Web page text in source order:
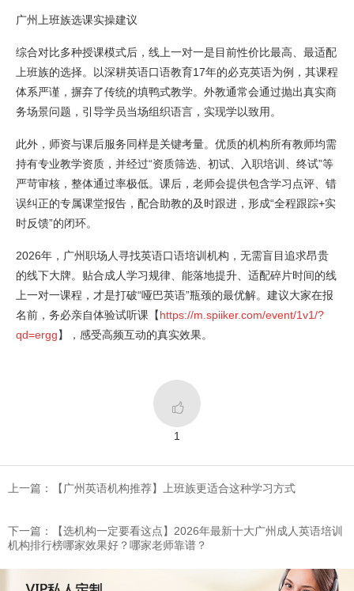
广州上班族选课实操建议
综合对比多种授课模式后，线上一对一是目前性价比最高、最适配
上班族的选择。以深耕英语口语教育17年的必克英语为例，其课程
体系严谨，摒弃了传统的填鸭式教学。外教通常会通过抛出真实商
务场景问题，引导学员当场组织语言，实现学以致用。
此外，师资与课后服务同样是关键考量。优质的机构所有教师均需
持有专业教学资质，并经过“资质筛选、初试、入职培训、终试”等
严苛审核，整体通过率极低。课后，老师会提供包含学习点评、错
误纠正的专属课堂报告，配合助教的及时跟进，形成“全程跟踪+实
时反馈”的闭环。
2026年，广州职场人寻找英语口语培训机构，无需盲目追求昂贵
的线下大牌。贴合成人学习规律、能落地提升、适配碎片时间的线
上一对一课程，才是打破“哑巴英语”瓶颈的最优解。建议大家在报
名前，务必亲自体验试听课【https://m.spiiker.com/event/1v1/?
qd=ergg】，感受高频互动的真实效果。

1
上一篇：​【广州英语机构推荐】上班族更适合这种学习方式
下一篇：【选机构一定要看这点】2026年最新十大广州成人英语培训
机构排行榜哪家效果好？哪家老师靠谱？